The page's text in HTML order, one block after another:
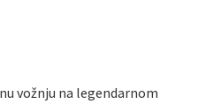
vožnju na legendarnom